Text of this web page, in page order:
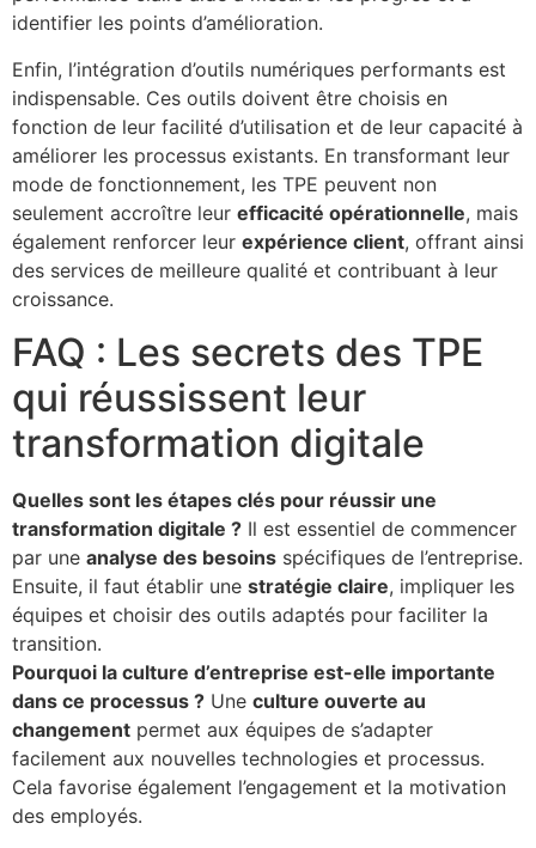
identifier les points d’amélioration.
Enfin, l’intégration d’outils numériques performants est
indispensable. Ces outils doivent être choisis en
fonction de leur facilité d’utilisation et de leur capacité à
améliorer les processus existants. En transformant leur
mode de fonctionnement, les TPE peuvent non
seulement accroître leur efficacité opérationnelle, mais
également renforcer leur expérience client, offrant ainsi
des services de meilleure qualité et contribuant à leur
croissance.
FAQ : Les secrets des TPE
qui réussissent leur
transformation digitale
Quelles sont les étapes clés pour réussir une
transformation digitale ? Il est essentiel de commencer
par une analyse des besoins spécifiques de l’entreprise.
Ensuite, il faut établir une stratégie claire, impliquer les
équipes et choisir des outils adaptés pour faciliter la
transition.
Pourquoi la culture d’entreprise est-elle importante
dans ce processus ? Une culture ouverte au
changement permet aux équipes de s’adapter
facilement aux nouvelles technologies et processus.
Cela favorise également l’engagement et la motivation
des employés.